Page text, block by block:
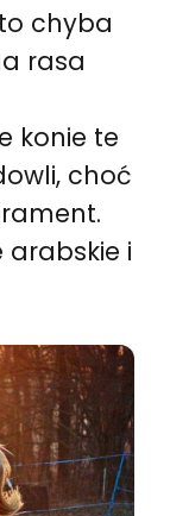
chyba
rasa
konie te
choć
arabskie i